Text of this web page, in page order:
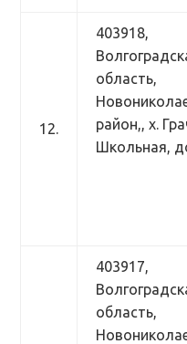
12.
403918,
область,
район,, х.
Школьная,
403917,
область,